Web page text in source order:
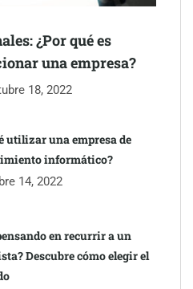
¿Por qué es
una empresa?
18, 2022
utilizar una empresa de
informático?
14, 2022
en recurrir a un
Descubre cómo elegir el